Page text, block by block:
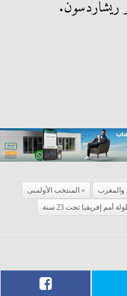
ريشاردسون.
والمغرب
المنتخب الأولمبى
أمم إفريقيا تحت 23 سنة